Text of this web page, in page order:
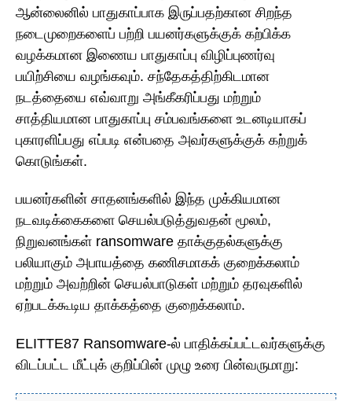
ஆன்லைனில் பாதுகாப்பாக இருப்பதற்கான சிறந்த
நடைமுறைகளைப் பற்றி பயனர்களுக்குக் கற்பிக்க
வழக்கமான இணைய பாதுகாப்பு விழிப்புணர்வு
பயிற்சியை வழங்கவும். சந்தேகத்திற்கிடமான
நடத்தையை எவ்வாறு அங்கீகரிப்பது மற்றும்
சாத்தியமான பாதுகாப்பு சம்பவங்களை உடனடியாகப்
புகாரளிப்பது எப்படி என்பதை அவர்களுக்குக் கற்றுக்
கொடுங்கள்.
பயனர்களின் சாதனங்களில் இந்த முக்கியமான
நடவடிக்கைகளை செயல்படுத்துவதன் மூலம்,
நிறுவனங்கள் ransomware தாக்குதல்களுக்கு
பலியாகும் அபாயத்தை கணிசமாகக் குறைக்கலாம்
மற்றும் அவற்றின் செயல்பாடுகள் மற்றும் தரவுகளில்
ஏற்படக்கூடிய தாக்கத்தை குறைக்கலாம்.
ELITTE87 Ransomware-ல் பாதிக்கப்பட்டவர்களுக்கு
விடப்பட்ட மீட்புக் குறிப்பின் முழு உரை பின்வருமாறு: